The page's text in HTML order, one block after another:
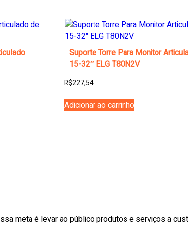
Suporte Torre Para Monitor
15-32″ ELG T80N2V
R$227,54
Adicionar ao carrinho
meta é levar ao público produtos e serviços a